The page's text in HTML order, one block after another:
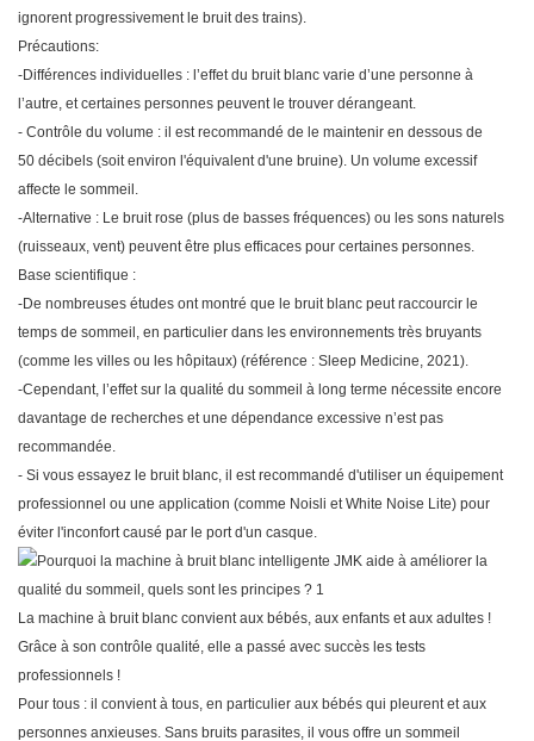
ignorent progressivement le bruit des trains).
Précautions:
-Différences individuelles : l’effet du bruit blanc varie d’une personne à
l’autre, et certaines personnes peuvent le trouver dérangeant.
- Contrôle du volume : il est recommandé de le maintenir en dessous de
50 décibels (soit environ l'équivalent d'une bruine). Un volume excessif
affecte le sommeil.
-Alternative : Le bruit rose (plus de basses fréquences) ou les sons naturels
(ruisseaux, vent) peuvent être plus efficaces pour certaines personnes.
Base scientifique :
-De nombreuses études ont montré que le bruit blanc peut raccourcir le
temps de sommeil, en particulier dans les environnements très bruyants
(comme les villes ou les hôpitaux) (référence : Sleep Medicine, 2021).
-Cependant, l’effet sur la qualité du sommeil à long terme nécessite encore
davantage de recherches et une dépendance excessive n’est pas
recommandée.
- Si vous essayez le bruit blanc, il est recommandé d'utiliser un équipement
professionnel ou une application (comme Noisli et White Noise Lite) pour
éviter l'inconfort causé par le port d'un casque.
La machine à bruit blanc convient aux bébés, aux enfants et aux adultes !
Grâce à son contrôle qualité, elle a passé avec succès les tests
professionnels !
Pour tous : il convient à tous, en particulier aux bébés qui pleurent et aux
personnes anxieuses. Sans bruits parasites, il vous offre un sommeil